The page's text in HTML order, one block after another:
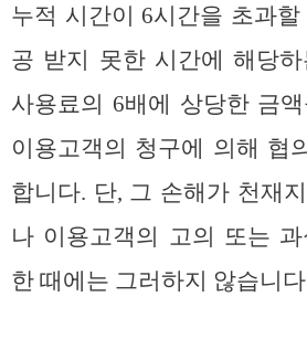
누적 시간이 6시간을 초과
공 받지 못한 시간에 해당
사용료의 6배에 상당한 금
이용고객의 청구에 의해 협
합니다. 단, 그 손해가 천재
나 이용고객의 고의 또는
한 때에는 그러하지 않습니